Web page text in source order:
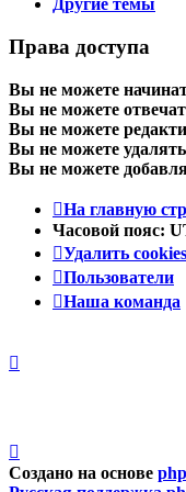
Другие темы
Права доступа
Вы не можете
Вы не можете
Вы не можете
Вы не можете
Вы не можете
На главную
Часовой пояс:
Удалить cookies
Пользователи
Наша команда
Создано на основе